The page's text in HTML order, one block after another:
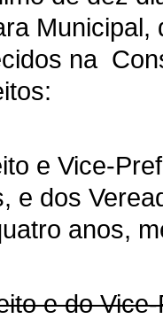
na
e Vice-
e dos
anos,
e do